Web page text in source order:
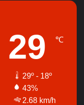
29 ℃
29º - 18º
43%
2.68 km/h